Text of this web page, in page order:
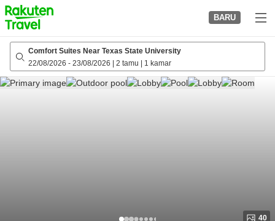
to
top
page
BARU
Comfort Suites Near Texas State University
22/08/2026 - 23/08/2026 2 tamu 1 kamar
40